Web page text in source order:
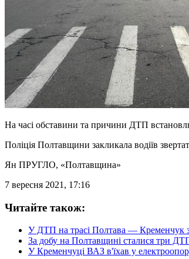
На часі обставини та причини ДТП
Поліція Полтавщини закликала водіїв
Ян ПРУГЛО, «Полтавщина»
7 вересня 2021, 17:16
Читайте також:
У ДТП на трасі Полтава — Кременчук
За добу на Полтавщині сталися три
У Кременчуці ВАЗ в'їхав у